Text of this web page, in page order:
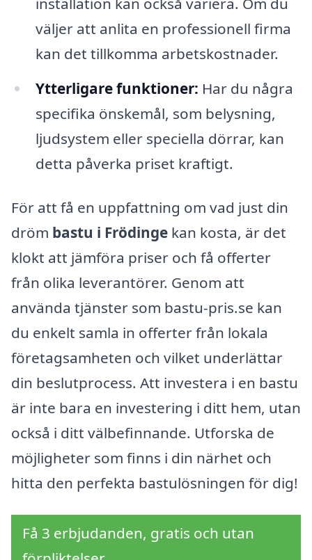
väljer att anlita en professionell firma
kan det tillkomma arbetskostnader.
Ytterligare funktioner: Har du några
specifika önskemål, som belysning,
ljudsystem eller speciella dörrar, kan
detta påverka priset kraftigt.
För att få en uppfattning om vad just din
dröm bastu i Frödinge kan kosta, är det
klokt att jämföra priser och få offerter
från olika leverantörer. Genom att
använda tjänster som bastu-pris.se kan
du enkelt samla in offerter från lokala
företagsamheten och vilket underlättar
din beslutprocess. Att investera i en bastu
är inte bara en investering i ditt hem, utan
också i ditt välbefinnande. Utforska de
möjligheter som finns i din närhet och
hitta den perfekta bastulösningen för dig!
Få 3 erbjudanden, gratis och utan